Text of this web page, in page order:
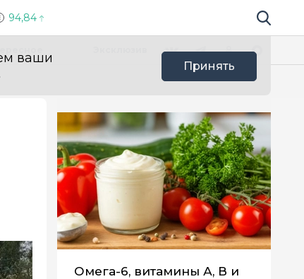
94,84 Поиск по
ваши
Принять
Омега-6, витамины А, В и